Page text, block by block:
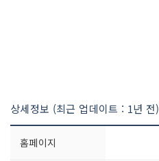
상세정보 (최근 업데이트 : 1년 전)
홈페이지